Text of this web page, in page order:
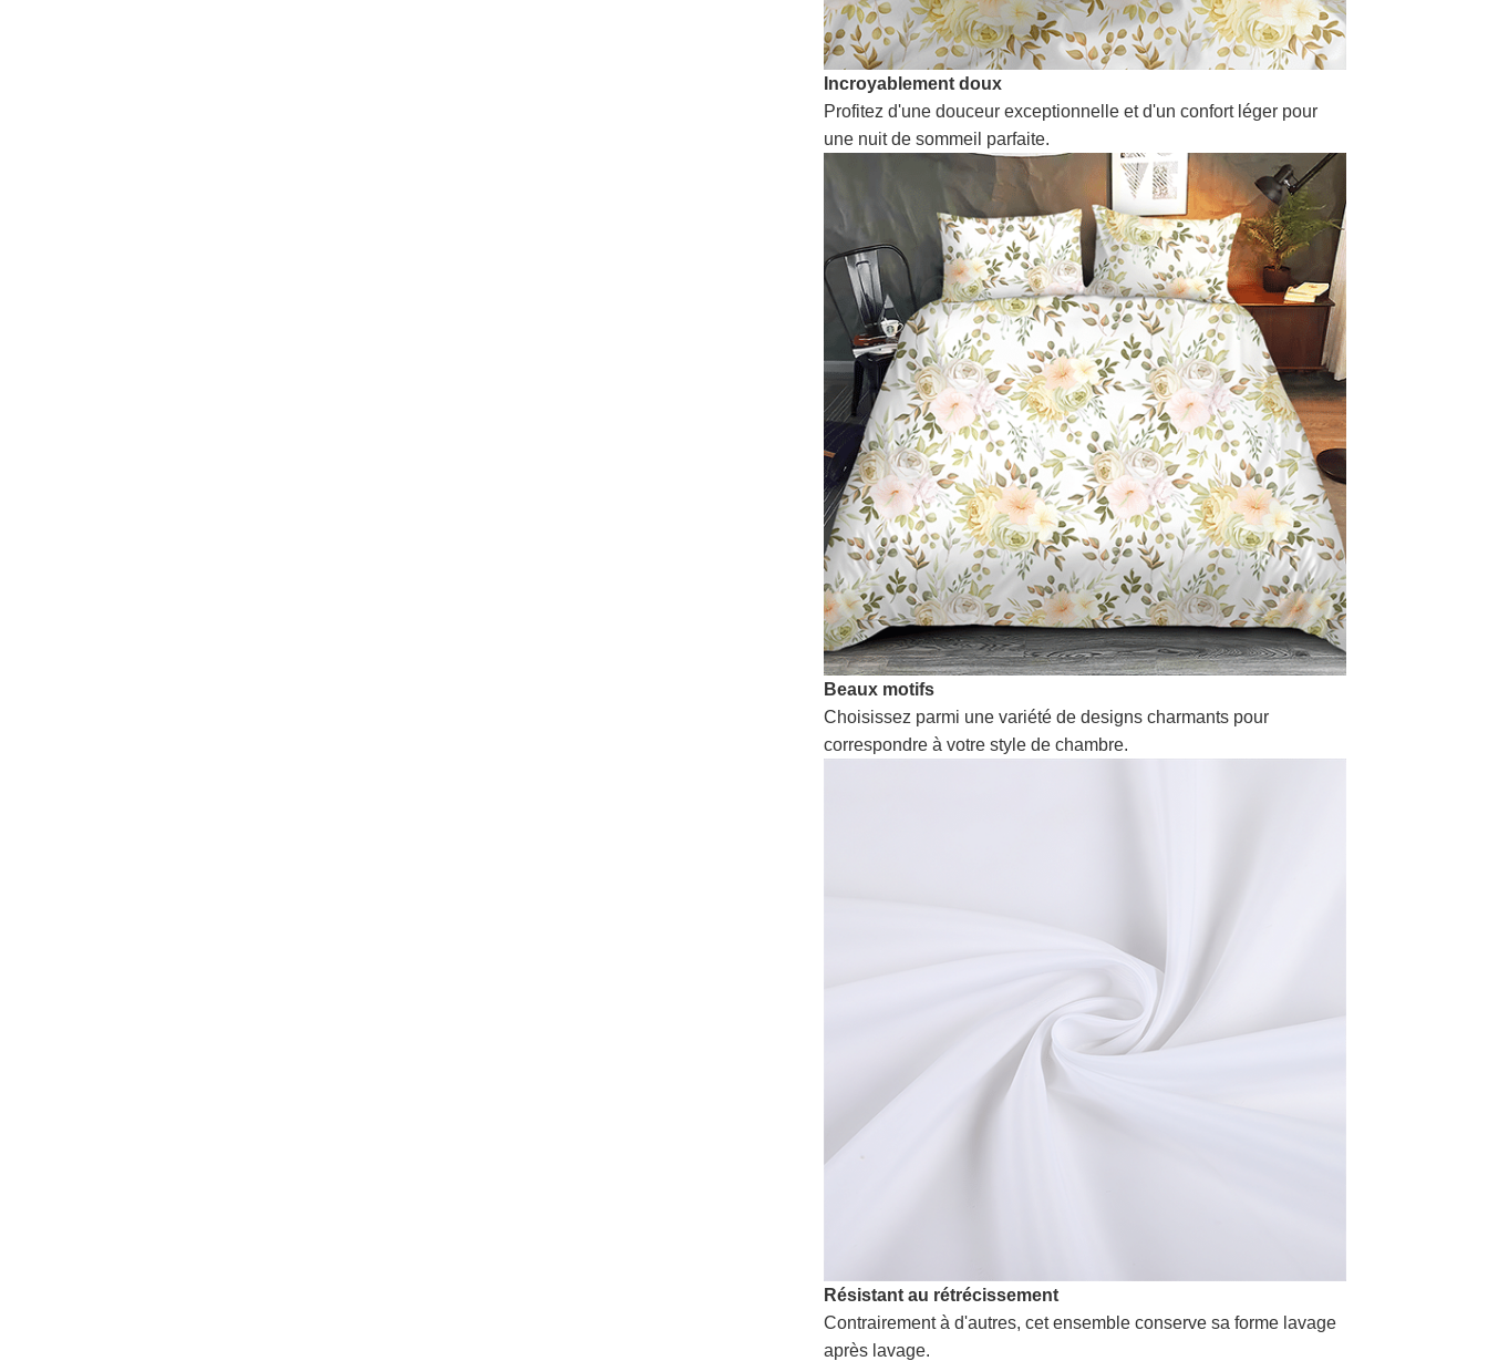
Incroyablement doux
Profitez d'une douceur exceptionnelle et d'un confort léger pour
une nuit de sommeil parfaite.
Beaux motifs
Choisissez parmi une variété de designs charmants pour
correspondre à votre style de chambre.
Résistant au rétrécissement
Contrairement à d'autres, cet ensemble conserve sa forme lavage
après lavage.